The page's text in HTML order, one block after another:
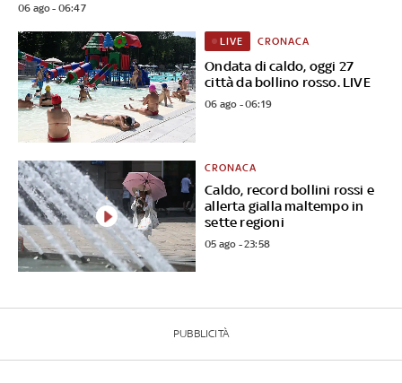
06 ago - 06:47
Ondata di caldo, oggi 27
città da bollino rosso. LIVE
LIVE CRONACA
06 ago - 06:19
Caldo, record bollini rossi e
allerta gialla maltempo in
sette regioni
CRONACA
05 ago - 23:58
PUBBLICITÀ